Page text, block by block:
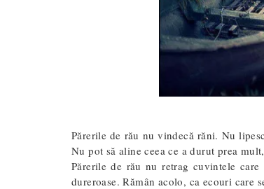
Părerile de rău nu vindecă răni. Nu
Nu pot să aline ceea ce a durut prea
Părerile de rău nu retrag cuvintele
dureroase. Rămân acolo, ca ecouri care